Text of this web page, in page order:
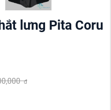
lưng Pita Coru
đ